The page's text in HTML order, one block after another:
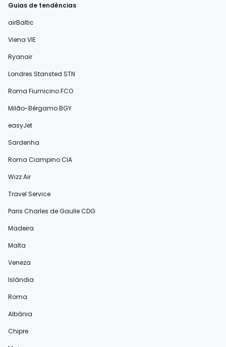
Guias de tendências
airBaltic
Viena VIE
Ryanair
Londres Stansted STN
Roma Fiumicino FCO
Milão-Bérgamo BGY
easyJet
Sardenha
Roma Ciampino CIA
Wizz Air
Travel Service
Paris Charles de Gaulle CDG
Madeira
Malta
Veneza
Islândia
Roma
Albânia
Chipre